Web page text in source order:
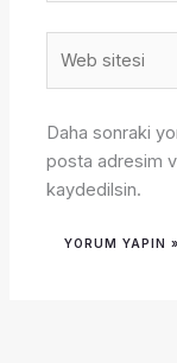
sitesi
Daha sonraki
posta adresim
kaydedilsin.